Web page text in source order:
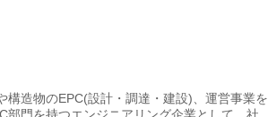
造物のEPC(設計・調達・建設)、運営事業を